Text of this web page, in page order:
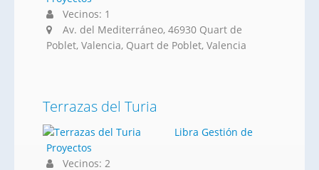
Vecinos: 1
Av. del Mediterráneo, 46930 Quart de
Poblet, Valencia, Quart de Poblet, Valencia
Terrazas del Turia
Libra Gestión de
Proyectos
Vecinos: 2